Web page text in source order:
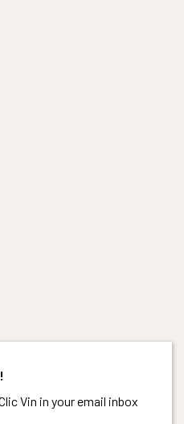
Vin in your email inbox